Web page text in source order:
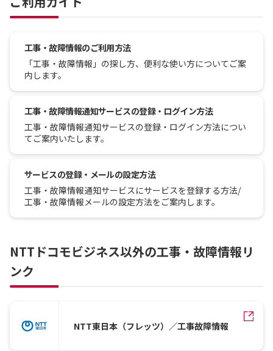
工事・故障情報のご利用方法
「工事・故障情報」の探し方、便利な使い方についてご案
内します。
工事・故障情報通知サービスの登録・ログイン方法
工事・故障情報通知サービスの登録・ログイン方法につい
てご案内いたします。
サービスの登録・メールの設定方法
工事・故障情報通知サービスにサービスを登録する方法/
工事・故障情報メールの設定方法をご案内します。
NTTドコモビジネス以外の工事・故障情報リ
ンク
NTT東日本（フレッツ）／工事故障情報